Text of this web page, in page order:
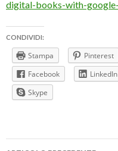
digital-books-with-
CONDIVIDI:
Stampa Pinterest
Facebook
LinkedIn
Skype